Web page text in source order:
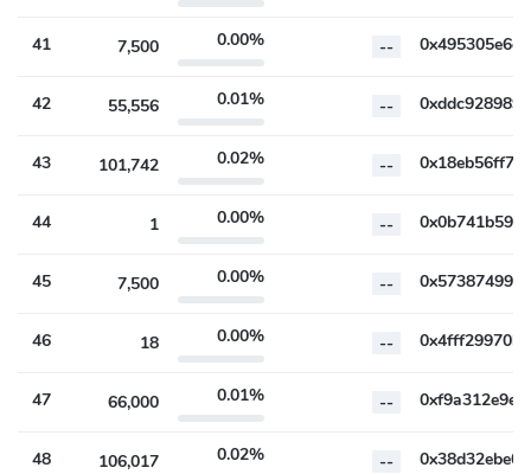
41 7,500 0.00% --
42 55,556 0.01% --
43 101,742 0.02% --
44 1 0.00% --
45 7,500 0.00% --
46 18 0.00% --
47 66,000 0.01% --
48 106,017 0.02% --